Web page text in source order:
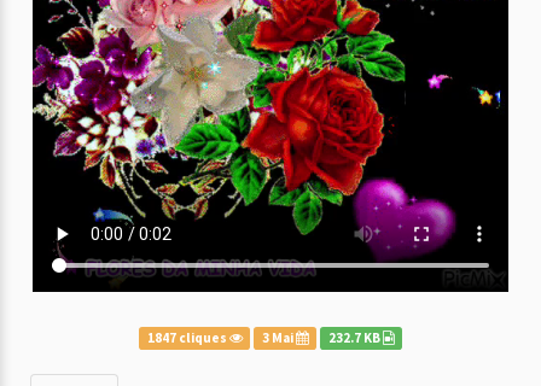
1847 cliques 3 Mai 232.7 KB